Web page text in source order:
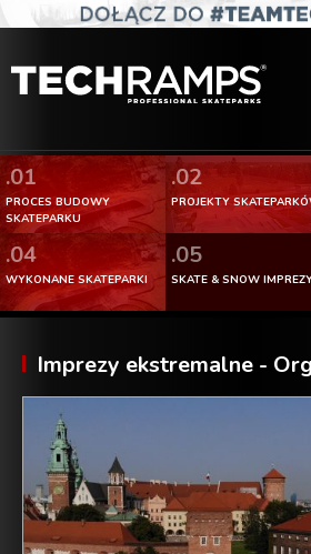
.01
PROCES BUDOWY
SKATEPARKU
.02
PROJEKTY
.04
WYKONANE SKATEPARKI
.05
SKATE & SNOW
Imprezy ekstremalne -